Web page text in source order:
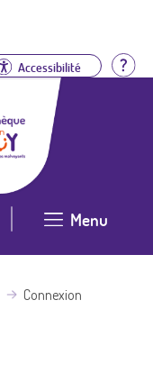
Accessibilité
Menu
Connexion